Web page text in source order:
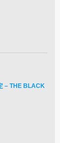
– THE BLACK